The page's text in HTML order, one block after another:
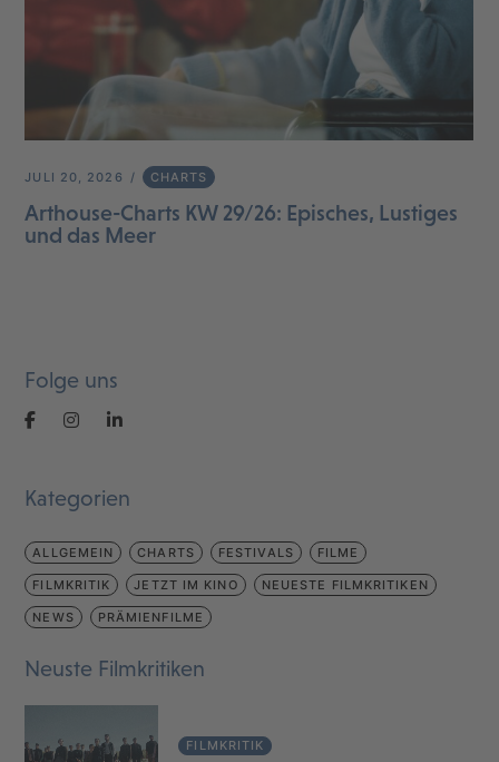
JULI 20, 2026 CHARTS
Arthouse-Charts KW 29/26: Episches, Lustiges
und das Meer
Folge uns
Kategorien
ALLGEMEIN CHARTS FESTIVALS FILME
FILMKRITIK JETZT IM KINO NEUESTE FILMKRITIKEN
NEWS PRÄMIENFILME
Neuste Filmkritiken
FILMKRITIK